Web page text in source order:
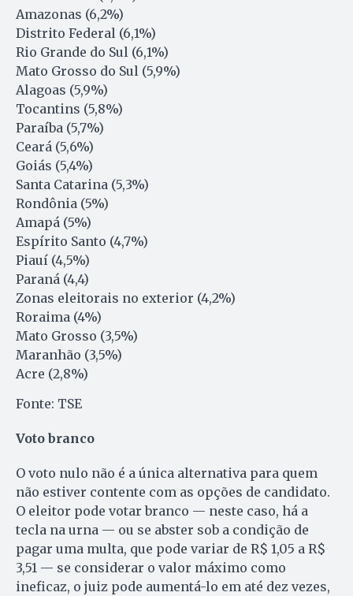
Amazonas (6,2%)
Distrito Federal (6,1%)
Rio Grande do Sul (6,1%)
Mato Grosso do Sul (5,9%)
Alagoas (5,9%)
Tocantins (5,8%)
Paraíba (5,7%)
Ceará (5,6%)
Goiás (5,4%)
Santa Catarina (5,3%)
Rondônia (5%)
Amapá (5%)
Espírito Santo (4,7%)
Piauí (4,5%)
Paraná (4,4)
Zonas eleitorais no exterior (4,2%)
Roraima (4%)
Mato Grosso (3,5%)
Maranhão (3,5%)
Acre (2,8%)
Fonte: TSE
Voto branco
O voto nulo não é a única alternativa para quem
não estiver contente com as opções de candidato.
O eleitor pode votar branco — neste caso, há a
tecla na urna — ou se abster sob a condição de
pagar uma multa, que pode variar de R$ 1,05 a R$
3,51 — se considerar o valor máximo como
ineficaz, o juiz pode aumentá-lo em até dez vezes,